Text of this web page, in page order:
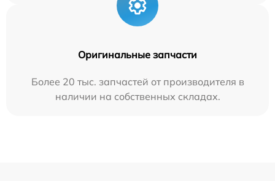
Оригинальные запчасти
Более 20 тыс. запчастей от производителя в
наличии на собственных складах.